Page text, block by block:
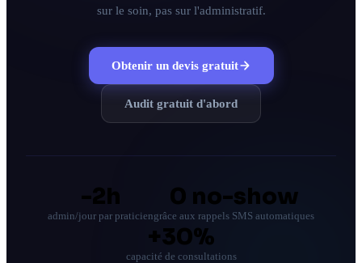
sur le soin, pas sur l'administratif.
Obtenir un devis gratuit
Audit gratuit d'abord
-2h
admin/jour par praticien
0 no-show
grâce aux rappels SMS automatiques
+30%
capacité de consultations